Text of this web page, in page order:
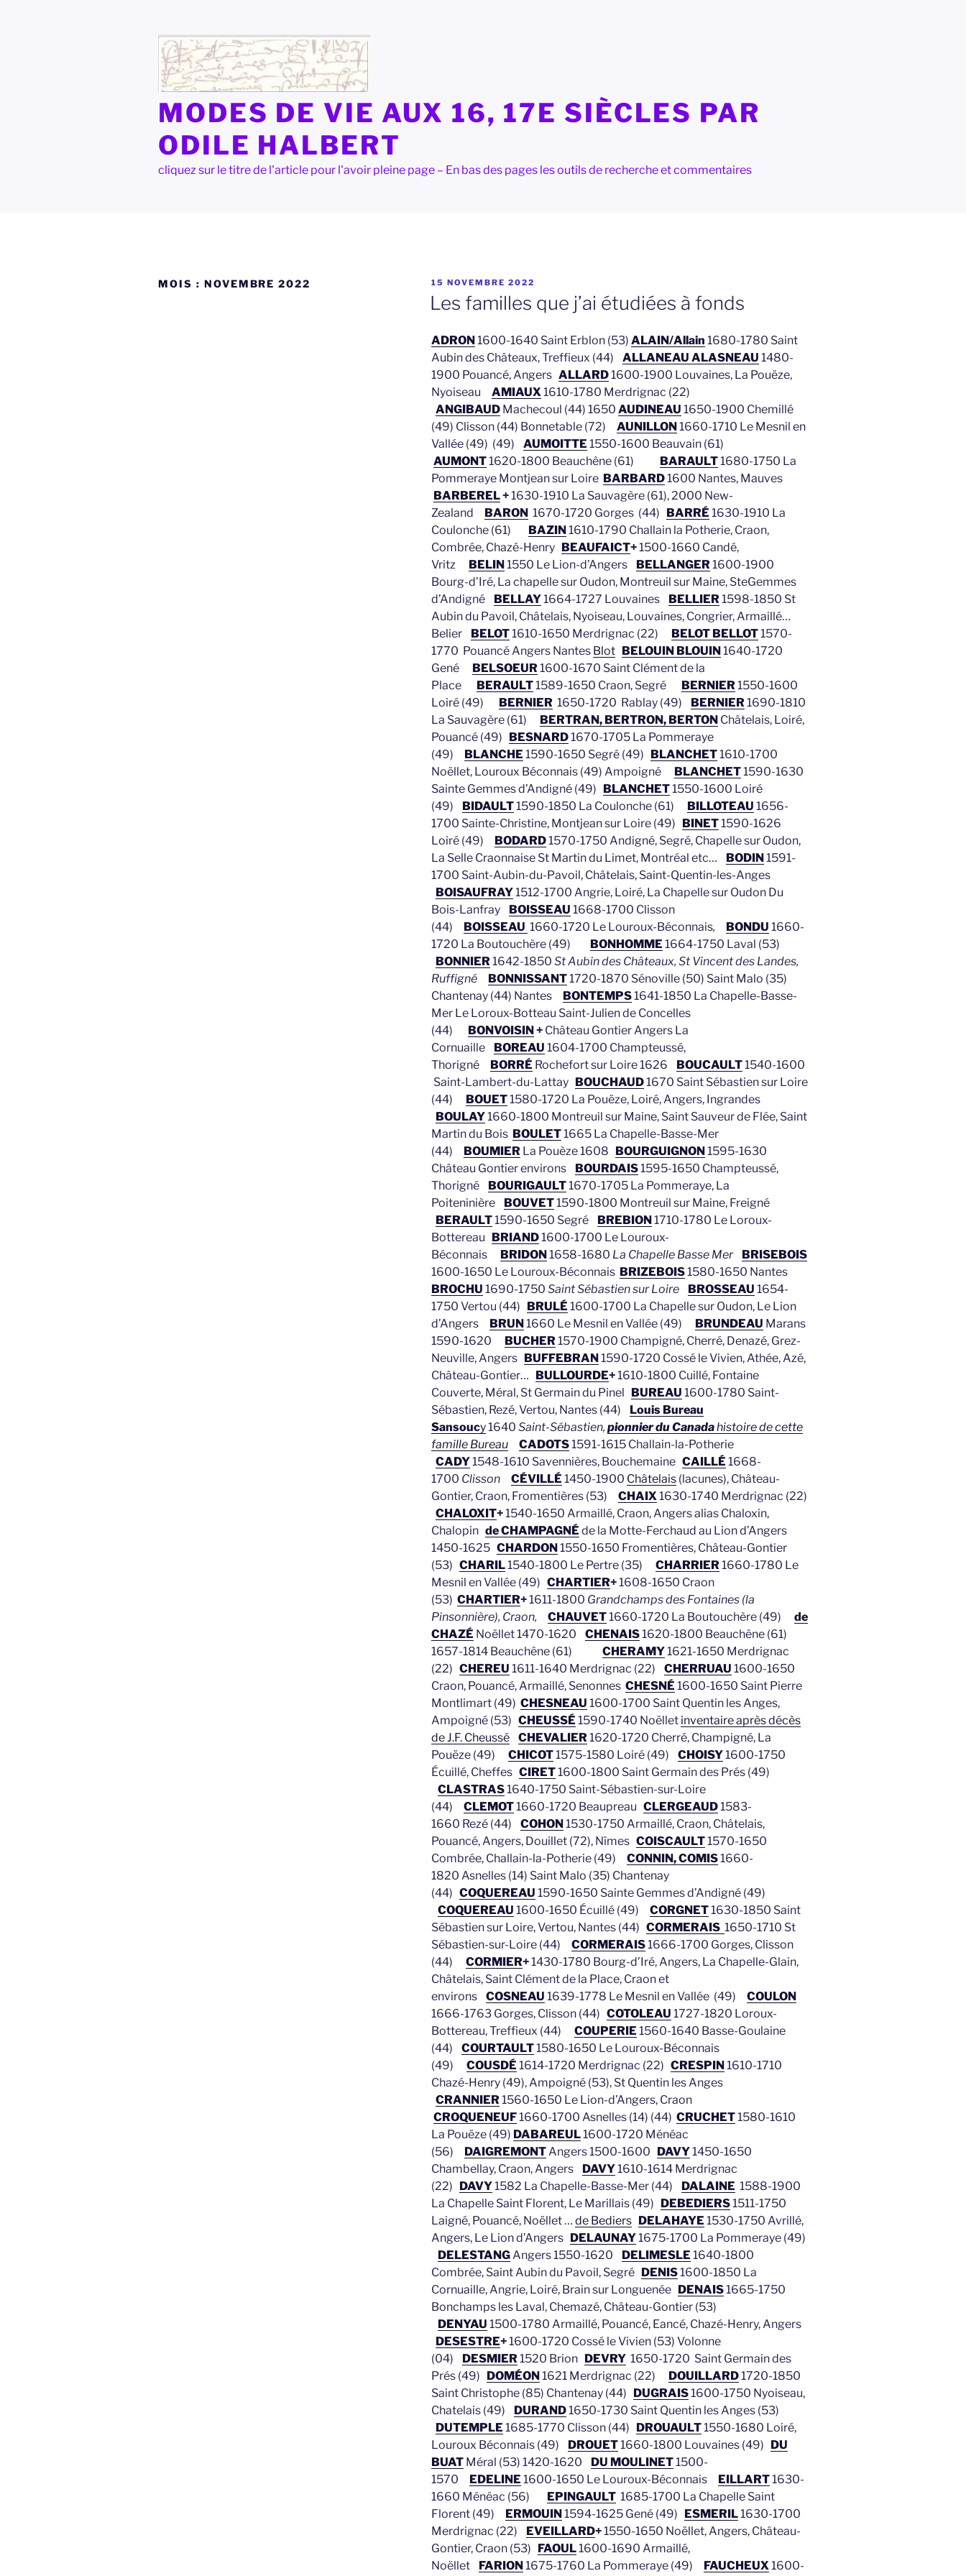
MODES DE VIE AUX 16, 17E SIÈCLES PAR
ODILE HALBERT
cliquez sur le titre de l'article pour l'avoir pleine page – En bas des pages les outils de recherche et commentaires
MOIS : NOVEMBRE 2022
PUBLIÉ
LE
15 NOVEMBRE 2022
Les familles que j’ai étudiées à fonds
ADRON 1600-1640 Saint Erblon (53) ALAIN/Allain 1680-1780 Saint
Aubin des Châteaux, Treffieux (44)
ALLANEAU ALASNEAU 1480-
1900 Pouancé, Angers ALLARD1600-1900 Louvaines, La Pouëze,
Nyoiseau AMIAUX1610-1780 Merdrignac (22)
ANGIBAUDMachecoul (44) 1650 AUDINEAU 1650-1900 Chemillé
(49) Clisson (44) Bonnetable (72) AUNILLON 1660-1710 Le Mesnil en
Vallée (49) (49) AUMOITTE 1550-1600 Beauvain (61)
AUMONT1620-1800 Beauchêne (61) BARAULT1680-1750 La
Pommeraye Montjean sur Loire BARBARD1600 Nantes, Mauves
BARBEREL+1630-1910 La Sauvagère (61), 2000 New-
Zealand BARON 1670-1720 Gorges (44) BARRÉ 1630-1910 La
Coulonche (61)
BAZIN 1610-1790 Challain la Potherie, Craon,
Combrée, Chazé-Henry BEAUFAICT+1500-1660 Candé,
Vritz BELIN 1550 Le Lion-d’Angers BELLANGER1600-1900
Bourg-d’Iré, La chapelle sur Oudon, Montreuil sur Maine, SteGemmes
d’Andigné BELLAY1664-1727 Louvaines BELLIER1598-1850 St
Aubin du Pavoil, Châtelais, Nyoiseau, Louvaines, Congrier, Armaillé…
Belier BELOT1610-1650 Merdrignac (22) BELOT BELLOT1570-
1770 Pouancé Angers Nantes Blot BELOUIN BLOUIN 1640-1720
Gené BELSOEUR1600-1670 Saint Clément de la
Place BERAULT1589-1650 Craon, Segré BERNIER1550-1600
Loiré (49) BERNIER1650-1720 Rablay (49) BERNIER1690-1810
La Sauvagère (61) BERTRAN, BERTRON, BERTON Châtelais, Loiré,
Pouancé (49) BESNARD1670-1705 La Pommeraye
(49) BLANCHE 1590-1650 Segré (49) BLANCHET1610-1700
Noëllet, Louroux Béconnais (49) Ampoigné BLANCHET1590-1630
Sainte Gemmes d’Andigné (49) BLANCHET1550-1600 Loiré
(49) BIDAULT1590-1850 La Coulonche (61) BILLOTEAU 1656-
1700 Sainte-Christine, Montjean sur Loire (49) BINET1590-1626
Loiré (49) BODARD1570-1750 Andigné, Segré, Chapelle sur Oudon,
La Selle Craonnaise St Martin du Limet, Montréal etc… BODIN 1591-
1700 Saint-Aubin-du-Pavoil, Châtelais, Saint-Quentin-les-Anges
BOISAUFRAY1512-1700 Angrie, Loiré, La Chapelle sur Oudon Du
Bois-Lanfray BOISSEAU 1668-1700 Clisson
(44) BOISSEAU 1660-1720 Le Louroux-Béconnais, BONDU 1660-
1720 La Boutouchère (49)
BONHOMME 1664-1750 Laval (53)
BONNIER1642-1850 StAubin des Châteaux, St Vincent des Landes,
Ruffigné BONNISSANT1720-1870 Sénoville (50) Saint Malo (35)
Chantenay (44) Nantes
BONTEMPS1641-1850 La Chapelle-Basse-
Mer Le Loroux-Botteau Saint-Julien de Concelles
(44)
BONVOISIN +Château Gontier Angers La
Cornuaille BOREAU 1604-1700 Champteussé,
Thorigné BORRÉ Rochefort sur Loire 1626 BOUCAULT1540-1600
Saint-Lambert-du-Lattay BOUCHAUD1670 Saint Sébastien sur Loire
(44) BOUET1580-1720 La Pouëze, Loiré, Angers, Ingrandes
BOULAY1660-1800 Montreuil sur Maine, Saint Sauveur de Flée, Saint
Martin du Bois BOULET1665 La Chapelle-Basse-Mer
(44)
BOUMIERLa Pouèze 1608 BOURGUIGNON 1595-1630
Château Gontier environs BOURDAIS1595-1650 Champteussé,
Thorigné BOURIGAULT1670-1705 La Pommeraye, La
Poiteninière BOUVET1590-1800 Montreuil sur Maine, Freigné
BERAULT1590-1650 Segré BREBION 1710-1780 Le Loroux-
Bottereau BRIAND1600-1700 Le Louroux-
Béconnais BRIDON 1658-1680 La Chapelle Basse Mer
BRISEBOIS
1600-1650 Le Louroux-Béconnais BRIZEBOIS1580-1650 Nantes
BROCHU 1690-1750 Saint Sébastien sur Loire BROSSEAU 1654-
1750 Vertou (44) BRULÉ 1600-1700 La Chapelle sur Oudon, Le Lion
d’Angers BRUN 1660 Le Mesnil en Vallée (49) BRUNDEAU Marans
1590-1620 BUCHER1570-1900 Champigné, Cherré, Denazé, Grez-
Neuville, Angers BUFFEBRAN 1590-1720 Cossé le Vivien, Athée, Azé,
Château-Gontier… BULLOURDE+1610-1800 Cuillé, Fontaine
Couverte, Méral, St Germain du Pinel BUREAU 1600-1780 Saint-
Sébastien, Rezé, Vertou, Nantes (44) Louis Bureau
Sansoucy1640 Saint-Sébastien, pionnier du Canadahistoire de cette
famille Bureau
CADOTS1591-1615 Challain-la-Potherie
CADY1548-1610 Savennières, Bouchemaine CAILLÉ 1668-
1700 Clisson CÉVILLÉ 1450-1900 Châtelais(lacunes), Château-
Gontier, Craon, Fromentières (53) CHAIX1630-1740 Merdrignac (22)
CHALOXIT+1540-1650 Armaillé, Craon, Angers alias Chaloxin,
Chalopin de CHAMPAGNÉ de la Motte-Ferchaud au Lion d’Angers
1450-1625 CHARDON 1550-1650 Fromentières, Château-Gontier
(53) CHARIL1540-1800 Le Pertre (35) CHARRIER1660-1780 Le
Mesnil en Vallée (49) CHARTIER+1608-1650 Craon
(53) CHARTIER+1611-1800 Grandchamps des Fontaines (la
Pinsonnière), Craon,
CHAUVET1660-1720 La Boutouchère (49)
de
CHAZÉ Noëllet 1470-1620 CHENAIS1620-1800 Beauchêne (61)
1657-1814 Beauchêne (61) CHERAMY1621-1650 Merdrignac
(22) CHEREU 1611-1640 Merdrignac (22) CHERRUAU 1600-1650
Craon, Pouancé, Armaillé, Senonnes CHESNÉ 1600-1650 Saint Pierre
Montlimart (49) CHESNEAU 1600-1700 Saint Quentin les Anges,
Ampoigné (53) CHEUSSÉ 1590-1740 Noëllet inventaire après décès
de J.F. Cheussé
CHEVALIER1620-1720 Cherré, Champigné, La
Pouëze (49) CHICOT1575-1580 Loiré (49) CHOISY1600-1750
Écuillé, Cheffes CIRET1600-1800 Saint Germain des Prés (49)
CLASTRAS1640-1750 Saint-Sébastien-sur-Loire
(44)
CLEMOT1660-1720 Beaupreau CLERGEAUD1583-
1660 Rezé (44)
COHON 1530-1750 Armaillé, Craon, Châtelais,
Pouancé, Angers, Douillet (72), Nîmes COISCAULT1570-1650
Combrée, Challain-la-Potherie (49) CONNIN, COMIS1660-
1820 Asnelles (14) Saint Malo (35) Chantenay
(44) COQUEREAU 1590-1650 Sainte Gemmes d’Andigné (49)
COQUEREAU 1600-1650 Écuillé (49) CORGNET1630-1850 Saint
Sébastien sur Loire, Vertou, Nantes (44) CORMERAIS 1650-1710 St
Sébastien-sur-Loire (44) CORMERAIS1666-1700 Gorges, Clisson
(44)
CORMIER+1430-1780 Bourg-d’Iré, Angers, La Chapelle-Glain,
Châtelais, Saint Clément de la Place, Craon et
environs COSNEAU 1639-1778 Le Mesnil en Vallée (49) COULON
1666-1763 Gorges, Clisson (44) COTOLEAU 1727-1820 Loroux-
Bottereau, Treffieux (44)
COUPERIE 1560-1640 Basse-Goulaine
(44) COURTAULT1580-1650 Le Louroux-Béconnais
(49) COUSDÉ 1614-1720 Merdrignac (22) CRESPIN 1610-1710
Chazé-Henry (49), Ampoigné (53), St Quentin les Anges
CRANNIER1560-1650 Le Lion-d’Angers, Craon
CROQUENEUF1660-1700 Asnelles (14) (44) CRUCHET1580-1610
La Pouëze (49) DABAREUL1600-1720 Ménéac
(56) DAIGREMONTAngers 1500-1600 DAVY1450-1650
Chambellay, Craon, Angers DAVY1610-1614 Merdrignac
(22) DAVY1582 La Chapelle-Basse-Mer (44) DALAINE 1588-1900
La Chapelle Saint Florent, Le Marillais (49) DEBEDIERS1511-1750
Laigné, Pouancé, Noëllet … de Bediers DELAHAYE 1530-1750 Avrillé,
Angers, Le Lion d’Angers DELAUNAY1675-1700 La Pommeraye (49)
DELESTANGAngers 1550-1620 DELIMESLE 1640-1800
Combrée, Saint Aubin du Pavoil, Segré DENIS1600-1850 La
Cornuaille, Angrie, Loiré, Brain sur Longuenée DENAIS1665-1750
Bonchamps les Laval, Chemazé, Château-Gontier (53)
DENYAU 1500-1780 Armaillé, Pouancé, Eancé, Chazé-Henry, Angers
DESESTRE+1600-1720 Cossé le Vivien (53) Volonne
(04) DESMIER1520 Brion DEVRY1650-1720 Saint Germain des
Prés (49) DOMÉON 1621 Merdrignac (22) DOUILLARD1720-1850
Saint Christophe (85) Chantenay (44) DUGRAIS1600-1750 Nyoiseau,
Chatelais (49) DURAND1650-1730 Saint Quentin les Anges (53)
DUTEMPLE 1685-1770 Clisson (44) DROUAULT1550-1680 Loiré,
Louroux Béconnais (49) DROUET1660-1800 Louvaines (49) DU
BUATMéral (53) 1420-1620 DU MOULINET1500-
1570 EDELINE 1600-1650 Le Louroux-Béconnais EILLART1630-
1660 Ménéac (56)
EPINGAULT 1685-1700 La Chapelle Saint
Florent (49) ERMOUIN 1594-1625 Gené (49) ESMERIL1630-1700
Merdrignac (22) EVEILLARD+1550-1650 Noëllet, Angers, Château-
Gontier, Craon (53) FAOUL1600-1690 Armaillé,
Noëllet FARION 1675-1760 La Pommeraye (49) FAUCHEUX1600-